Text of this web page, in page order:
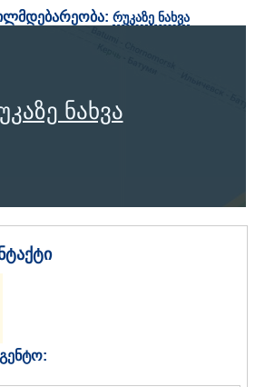
რუკაზე ნახვა
ნახვა